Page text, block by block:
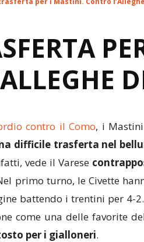
contro il Como, i
difficile trasferta nel
vede il Varese
primo turno, le Civette
battendo i trentini per 4-
come una delle favorite
per i gialloneri.